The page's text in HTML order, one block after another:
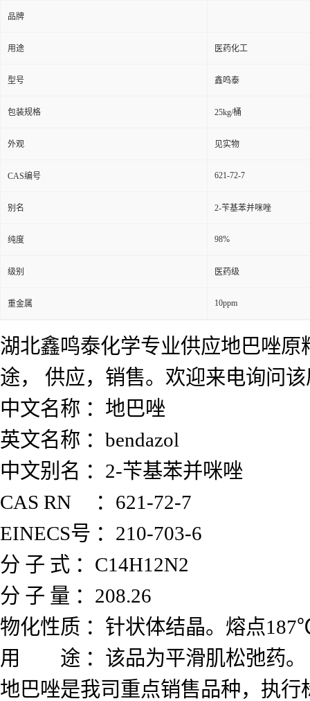
品牌
用途 医药化工
型号 鑫鸣泰
包装规格 25kg/桶
外观 见实物
CAS编号 621-72-7
别名 2-苄基苯并咪唑
纯度 98%
级别 医药级
重金属 10ppm
湖北鑫鸣泰化学专业供应地巴唑
途， 供应，销售。欢迎来电询问
中文名称 ：地巴唑
英文名称 ：bendazol
中文别名 ：2-苄基苯并咪唑
CAS RN ：621-72-7
EINECS号 ：210-703-6
分 子 式 ：C14H12N2
分 子 量 ：208.26
物化性质 ：针状体结晶。熔点
用 途 ：该品为平滑肌松弛药。
地巴唑是我司重点销售品种，执